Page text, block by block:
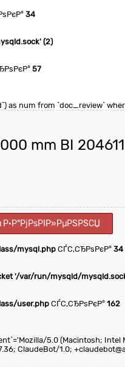
34
(2)
57
as num from `doc_review`
mm BI 204611
Р·Р°РјРѕРІР»РµРЅРЅСЏ
mysql.phpСЃС‚СЂРѕРєР°34
'/var/run/mysqld/
user.php СЃС‚СЂРѕРєР°162
5.0 (Macintosh; Intel
ClaudeBot/1.0;